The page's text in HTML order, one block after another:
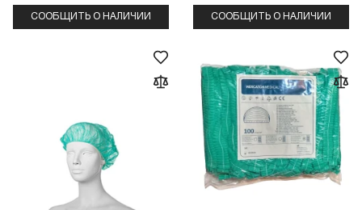
СООБЩИТЬ О НАЛИЧИИ СООБЩИТЬ О НАЛИЧИИ